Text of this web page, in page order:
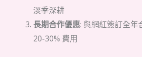
淡季深耕
長期合作優惠: 與網紅簽訂全年
20-30% 費用